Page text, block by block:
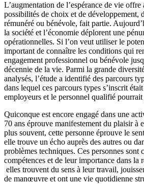
L’augmentation de l’espérance de vie
possibilités de choix et de développement,
rémunéré ou bénévole, fait partie.
la société et l’économie déplorent une
opérationnelles. Si l’on veut utiliser le
important de connaître les conditions qui
engagement professionnel ou bénévole
décennie de la vie. Parmi la grande
analysés, l’étude a identifié des parcours
dans lequel ces parcours types s’inscrit
employeurs et le personnel qualifié
Quiconque est encore engagé dans une
70 ans éprouve manifestement du plaisir à
plus souvent, cette personne éprouve le
elle trouve un écho auprès des autres ou
problèmes techniques. Ces personnes sont
compétences et de leur importance dans la
elles trouvent du sens à leur travail,
de manœuvre et ont une vie quotidienne